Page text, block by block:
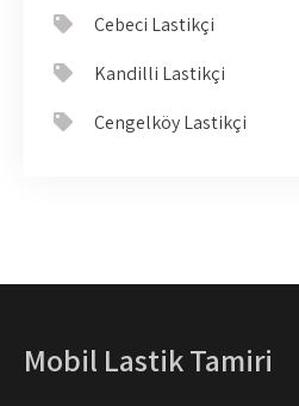
Cebeci Lastikçi
Kandilli Lastikçi
Çengelköy Lastikçi
Mobil Lastik Tamiri